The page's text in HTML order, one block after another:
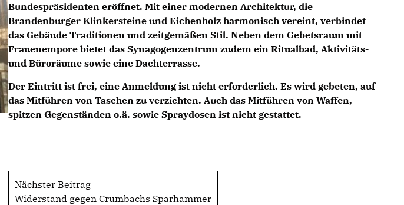
Bundespräsidenten eröffnet. Mit einer modernen Architektur, die
Brandenburger Klinkersteine und Eichenholz harmonisch vereint, verbindet
das Gebäude Traditionen und zeitgemäßen Stil. Neben dem Gebetsraum mit
Frauenempore bietet das Synagogenzentrum zudem ein Ritualbad, Aktivitäts-
und Büroräume sowie eine Dachterrasse.
Der Eintritt ist frei, eine Anmeldung ist nicht erforderlich. Es wird gebeten, auf
das Mitführen von Taschen zu verzichten. Auch das Mitführen von Waffen,
spitzen Gegenständen o.ä. sowie Spraydosen ist nicht gestattet.
Nächster Beitrag
Widerstand gegen Crumbachs Sparhammer